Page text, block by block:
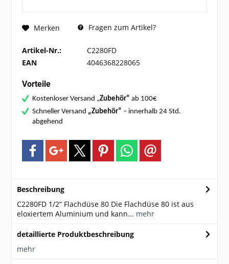
Merken Fragen zum Artikel?
Artikel-Nr.:
C2280FD
EAN
4046368228065
Vorteile
Kostenloser Versand „Zubehör“ ab 100€
Schneller Versand „Zubehör“ – innerhalb 24 Std.
abgehend
Beschreibung
C2280FD 1/2“ Flachdüse 80 Die Flachdüse 80 ist aus
eloxiertem Aluminium und kann... mehr
detaillierte Produktbeschreibung
mehr